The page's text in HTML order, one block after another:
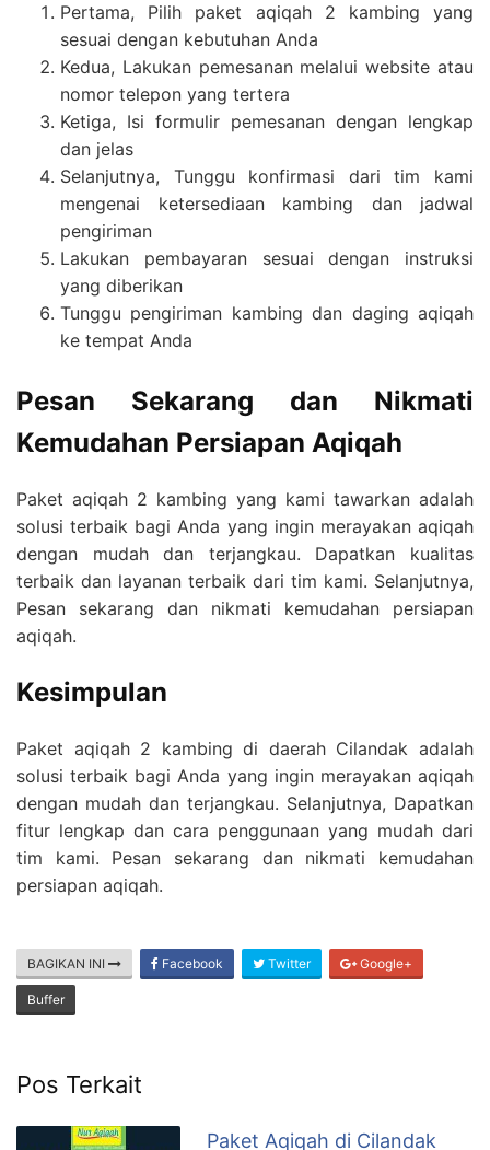
Pertama, Pilih paket aqiqah 2 kambing yang
sesuai dengan kebutuhan Anda
Kedua, Lakukan pemesanan melalui website atau
nomor telepon yang tertera
Ketiga, Isi formulir pemesanan dengan lengkap
dan jelas
Selanjutnya, Tunggu konfirmasi dari tim kami
mengenai ketersediaan kambing dan jadwal
pengiriman
Lakukan pembayaran sesuai dengan instruksi
yang diberikan
Tunggu pengiriman kambing dan daging aqiqah
ke tempat Anda
Pesan Sekarang dan Nikmati
Kemudahan Persiapan Aqiqah
Paket aqiqah 2 kambing yang kami tawarkan adalah
solusi terbaik bagi Anda yang ingin merayakan aqiqah
dengan mudah dan terjangkau. Dapatkan kualitas
terbaik dan layanan terbaik dari tim kami. Selanjutnya,
Pesan sekarang dan nikmati kemudahan persiapan
aqiqah.
Kesimpulan
Paket aqiqah 2 kambing di daerah Cilandak adalah
solusi terbaik bagi Anda yang ingin merayakan aqiqah
dengan mudah dan terjangkau. Selanjutnya, Dapatkan
fitur lengkap dan cara penggunaan yang mudah dari
tim kami. Pesan sekarang dan nikmati kemudahan
persiapan aqiqah.
BAGIKAN INI Facebook Twitter Google+
Buffer
Pos Terkait
Paket Aqiqah di Cilandak